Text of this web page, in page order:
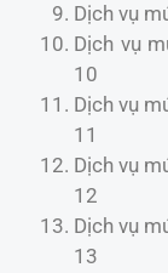
Dịch vụ
Dịch vụ
10
Dịch vụ
11
Dịch vụ
12
Dịch vụ
13